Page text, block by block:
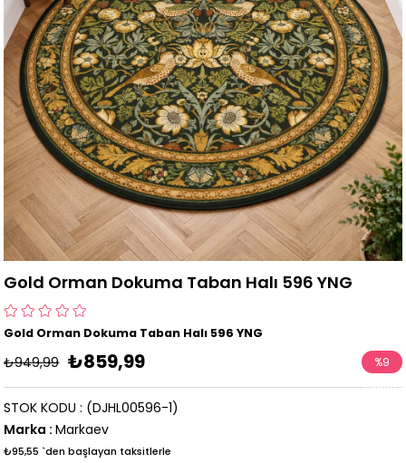
Gold Orman Dokuma Taban Halı 596 YNG
Gold Orman Dokuma Taban Halı 596 YNG
₺949,99 ₺859,99 %9
İndirim
(DJHL00596-1)
STOK KODU
Marka : Markaev
₺95,55 `den başlayan taksitlerle